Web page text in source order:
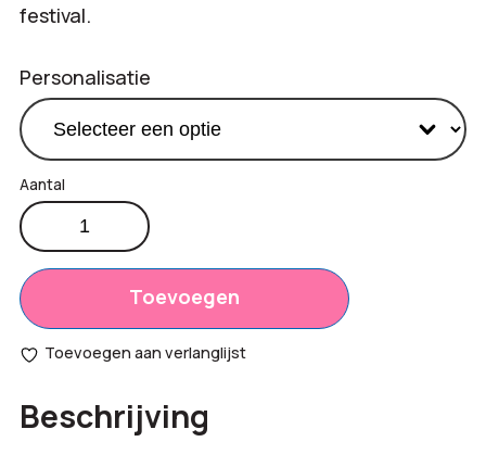
festival.
Personalisatie
Productprijs:
Totaal
opties:
€0,00
totaal:
Katoenen
draagtas,
100
g/m
aantal
Toevoegen
Toevoegen aan verlanglijst
Beschrijving